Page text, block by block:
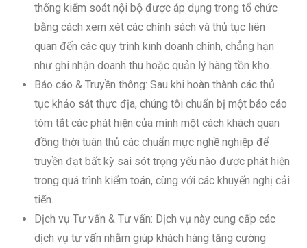
thống kiểm soát nội bộ được áp dụng trong tổ chức
bằng cách xem xét các chính sách và thủ tục liên
quan đến các quy trình kinh doanh chính, chẳng hạn
như ghi nhận doanh thu hoặc quản lý hàng tồn kho.
Báo cáo & Truyền thông: Sau khi hoàn thành các thủ
tục khảo sát thực địa, chúng tôi chuẩn bị một báo cáo
tóm tắt các phát hiện của mình một cách khách quan
đồng thời tuân thủ các chuẩn mực nghề nghiệp để
truyền đạt bất kỳ sai sót trọng yếu nào được phát hiện
trong quá trình kiểm toán, cùng với các khuyến nghị cải
tiến.
Dịch vụ Tư vấn & Tư vấn: Dịch vụ này cung cấp các
dịch vụ tư vấn nhằm giúp khách hàng tăng cường